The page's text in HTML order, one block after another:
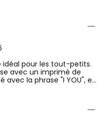
idéal pour les tout-petits.
avec un imprimé de
la phrase "I YOU", et
pommes colorées, c'est
quotidien. Disponible